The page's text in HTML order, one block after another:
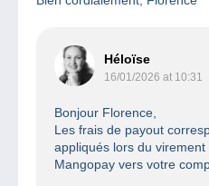
Héloïse
16/01/2026 at 10:31
Bonjour Florence,
Les frais de payout
appliqués lors du
Mangopay vers votre